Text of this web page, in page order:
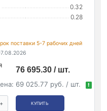
0.32
0.28
поставки 5-7 рабочих дней
76 695.30 / шт.
69 025.77 руб. / шт. !
+ КУПИТЬ